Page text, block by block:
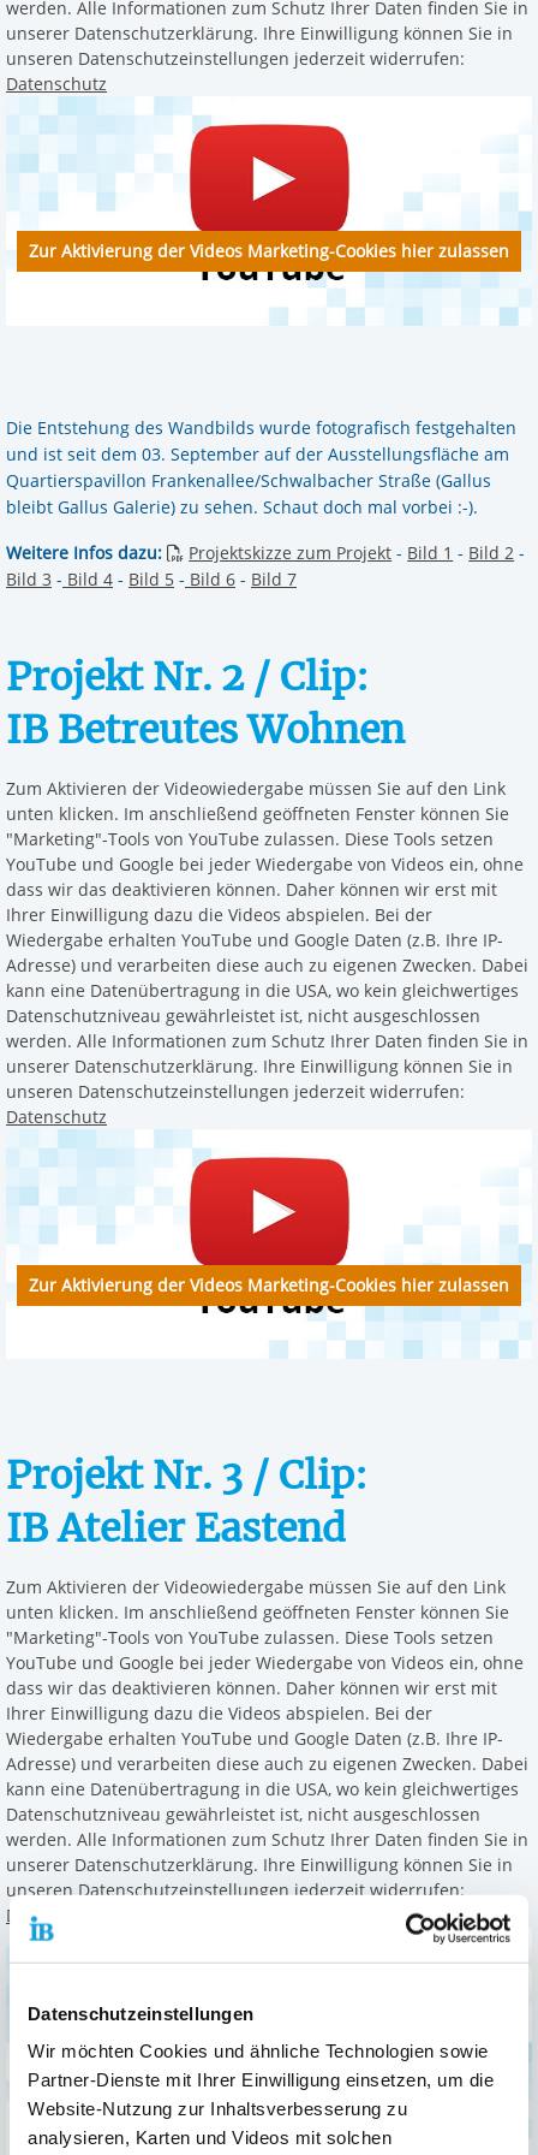
Datenschutzeinstellungen
Wir möchten Cookies und ähnliche Technologien sowie
Partner-Dienste mit Ihrer Einwilligung einsetzen, um die
Website-Nutzung zur Inhaltsverbesserung zu
analysieren, Karten und Videos mit solchen
werden. Alle Informationen zum Schutz Ihrer Daten finden Sie in
unserer Datenschutzerklärung. Ihre Einwilligung können Sie in
unseren Datenschutzeinstellungen jederzeit widerrufen:
Datenschutz
Zur Aktivierung der Videos Marketing-Cookies hier zulassen
Die Entstehung des Wandbilds wurde fotografisch festgehalten
und ist seit dem 03. September auf der Ausstellungsfläche am
Quartierspavillon Frankenallee/Schwalbacher Straße (Gallus
bleibt Gallus Galerie) zu sehen. Schaut doch mal vorbei :-).
Weitere Infos dazu:
Projektskizze zum Projekt - Bild 1 - Bild 2 -
Bild 3 - Bild 4 - Bild 5 - Bild 6 - Bild 7
Projekt Nr. 2 / Clip:
IB Betreutes Wohnen
Zum Aktivieren der Videowiedergabe müssen Sie auf den Link
unten klicken. Im anschließend geöffneten Fenster können Sie
"Marketing"-Tools von YouTube zulassen. Diese Tools setzen
YouTube und Google bei jeder Wiedergabe von Videos ein, ohne
dass wir das deaktivieren können. Daher können wir erst mit
Ihrer Einwilligung dazu die Videos abspielen. Bei der
Wiedergabe erhalten YouTube und Google Daten (z.B. Ihre IP-
Adresse) und verarbeiten diese auch zu eigenen Zwecken. Dabei
kann eine Datenübertragung in die USA, wo kein gleichwertiges
Datenschutzniveau gewährleistet ist, nicht ausgeschlossen
werden. Alle Informationen zum Schutz Ihrer Daten finden Sie in
unserer Datenschutzerklärung. Ihre Einwilligung können Sie in
unseren Datenschutzeinstellungen jederzeit widerrufen:
Datenschutz
Zur Aktivierung der Videos Marketing-Cookies hier zulassen
Projekt Nr. 3 / Clip:
IB Atelier Eastend
Zum Aktivieren der Videowiedergabe müssen Sie auf den Link
unten klicken. Im anschließend geöffneten Fenster können Sie
"Marketing"-Tools von YouTube zulassen. Diese Tools setzen
YouTube und Google bei jeder Wiedergabe von Videos ein, ohne
dass wir das deaktivieren können. Daher können wir erst mit
Ihrer Einwilligung dazu die Videos abspielen. Bei der
Wiedergabe erhalten YouTube und Google Daten (z.B. Ihre IP-
Adresse) und verarbeiten diese auch zu eigenen Zwecken. Dabei
kann eine Datenübertragung in die USA, wo kein gleichwertiges
Datenschutzniveau gewährleistet ist, nicht ausgeschlossen
werden. Alle Informationen zum Schutz Ihrer Daten finden Sie in
unserer Datenschutzerklärung. Ihre Einwilligung können Sie in
unseren Datenschutzeinstellungen jederzeit widerrufen:
Datenschutz
Zur Aktivierung der Videos Marketing-Cookies hier zulassen